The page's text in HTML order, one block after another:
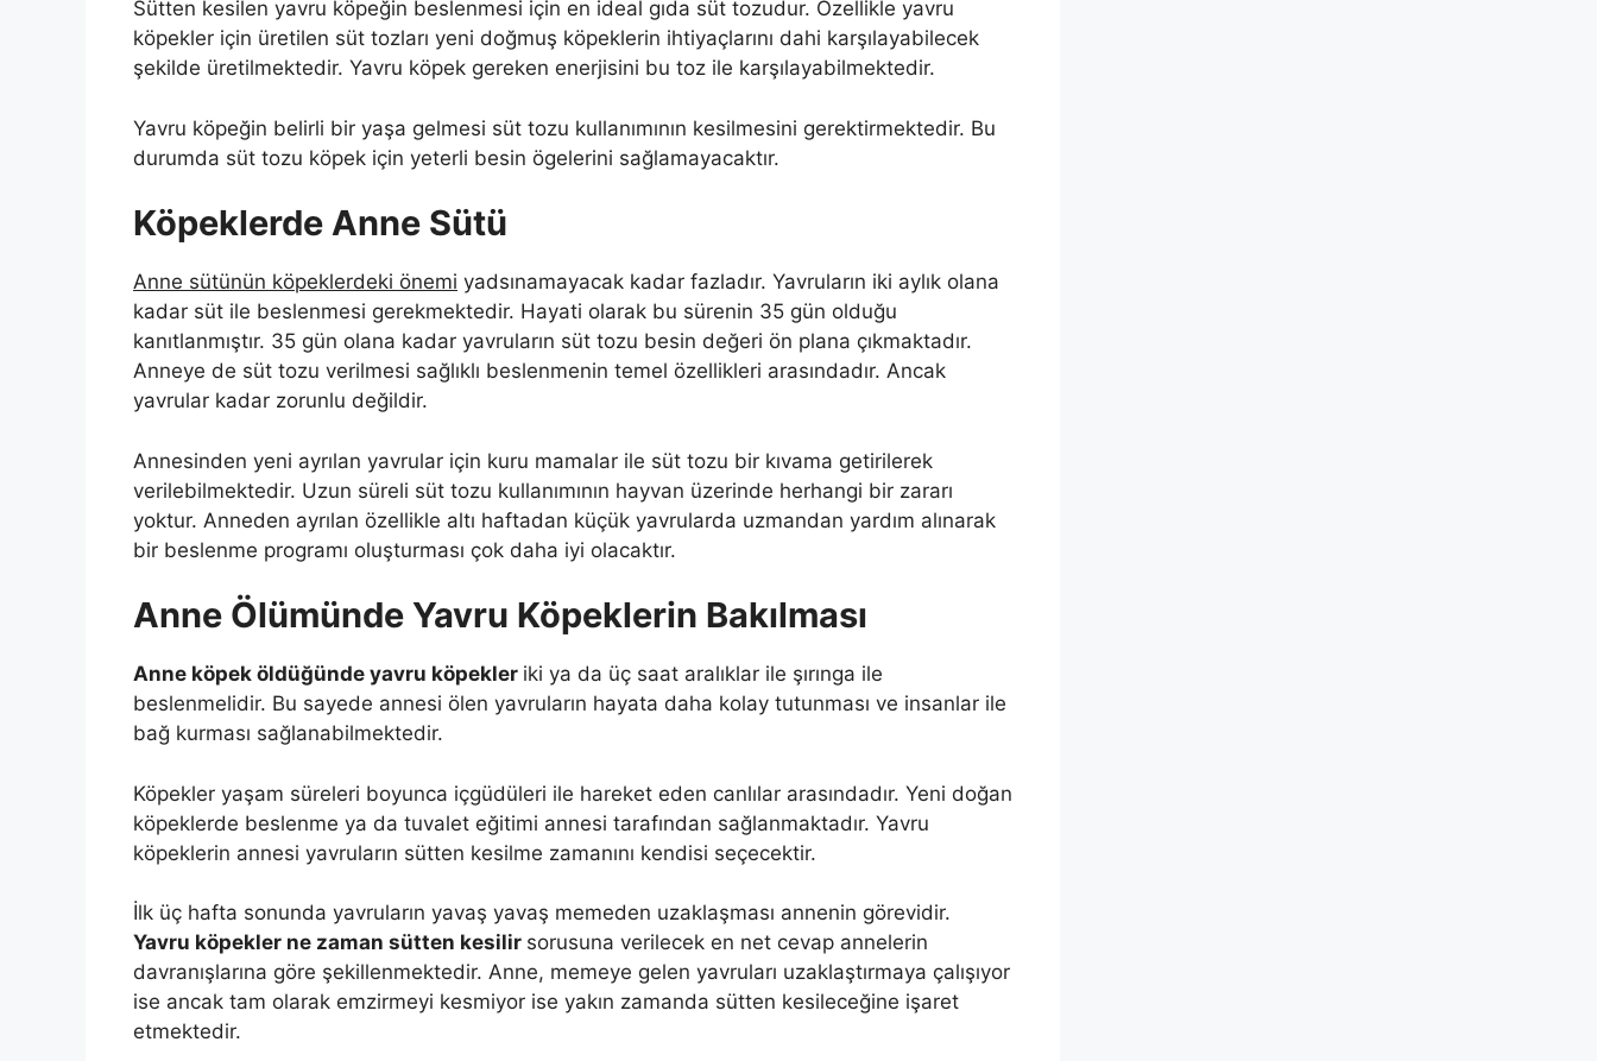
Sütten kesilen yavru köpeğin beslenmesi için en ideal gıda süt tozudur. Özellikle yavru
köpekler için üretilen süt tozları yeni doğmuş köpeklerin ihtiyaçlarını dahi karşılayabilecek
şekilde üretilmektedir. Yavru köpek gereken enerjisini bu toz ile karşılayabilmektedir.
Yavru köpeğin belirli bir yaşa gelmesi süt tozu kullanımının kesilmesini gerektirmektedir. Bu
durumda süt tozu köpek için yeterli besin ögelerini sağlamayacaktır.
Köpeklerde Anne Sütü
Anne sütünün köpeklerdeki önemi yadsınamayacak kadar fazladır. Yavruların iki aylık olana
kadar süt ile beslenmesi gerekmektedir. Hayati olarak bu sürenin 35 gün olduğu
kanıtlanmıştır. 35 gün olana kadar yavruların süt tozu besin değeri ön plana çıkmaktadır.
Anneye de süt tozu verilmesi sağlıklı beslenmenin temel özellikleri arasındadır. Ancak
yavrular kadar zorunlu değildir.
Annesinden yeni ayrılan yavrular için kuru mamalar ile süt tozu bir kıvama getirilerek
verilebilmektedir. Uzun süreli süt tozu kullanımının hayvan üzerinde herhangi bir zararı
yoktur. Anneden ayrılan özellikle altı haftadan küçük yavrularda uzmandan yardım alınarak
bir beslenme programı oluşturması çok daha iyi olacaktır.
Anne Ölümünde Yavru Köpeklerin Bakılması
Anne köpek öldüğünde yavru köpekler iki ya da üç saat aralıklar ile şırınga ile
beslenmelidir. Bu sayede annesi ölen yavruların hayata daha kolay tutunması ve insanlar ile
bağ kurması sağlanabilmektedir.
Köpekler yaşam süreleri boyunca içgüdüleri ile hareket eden canlılar arasındadır. Yeni doğan
köpeklerde beslenme ya da tuvalet eğitimi annesi tarafından sağlanmaktadır. Yavru
köpeklerin annesi yavruların sütten kesilme zamanını kendisi seçecektir.
İlk üç hafta sonunda yavruların yavaş yavaş memeden uzaklaşması annenin görevidir.
Yavru köpekler ne zaman sütten kesilir sorusuna verilecek en net cevap annelerin
davranışlarına göre şekillenmektedir. Anne, memeye gelen yavruları uzaklaştırmaya çalışıyor
ise ancak tam olarak emzirmeyi kesmiyor ise yakın zamanda sütten kesileceğine işaret
etmektedir.